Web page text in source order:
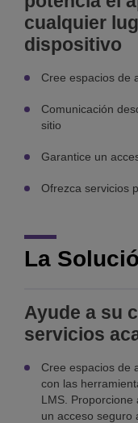
cualquier
dispositivo
Cree espacios de
Comunicación
sitio
Garantice un
Ofrezca servicios
La
Ayude a su
servicios
Cree espacios de
con las
LMS. Proporcione
un acceso seguro